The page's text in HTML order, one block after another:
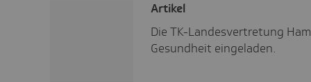
Artikel
Die TK-Landesvertretung
Gesundheit eingeladen.